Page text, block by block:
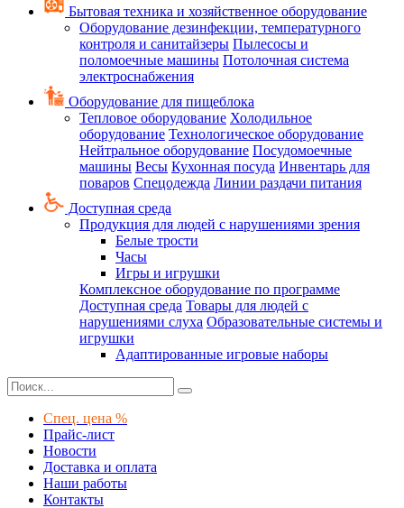
Бытовая техника и хозяйственное оборудование
Оборудование дезинфекции, температурного
контроля и санитайзеры Пылесосы и
поломоечные машины Потолочная система
электроснабжения
Оборудование для пищеблока
Тепловое оборудование Холодильное
оборудование Технологическое оборудование
Нейтральное оборудование Посудомоечные
машины Весы Кухонная посуда Инвентарь для
поваров Спецодежда Линии раздачи питания
Доступная среда
Продукция для людей с нарушениями зрения
Белые трости
Часы
Игры и игрушки
Комплексное оборудование по программе
Доступная среда Товары для людей с
нарушениями слуха Образовательные системы и
игрушки
Адаптированные игровые наборы
Спец. цена %
Прайс-лист
Новости
Доставка и оплата
Наши работы
Контакты